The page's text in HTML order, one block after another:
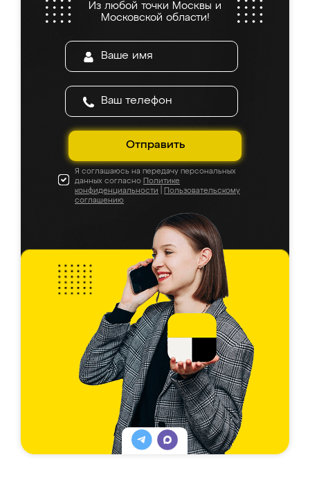
Из любой точки Москвы и
Московской области!
Отправить
Я соглашаюсь на передачу персональных
данных согласно Политике
конфиденциальности
Пользовательскому
соглашению